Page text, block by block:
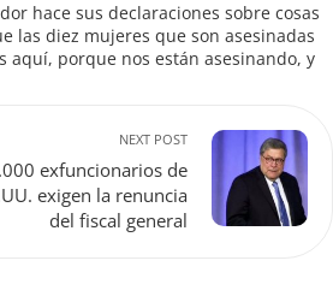
hace sus declaraciones sobre cosas
las diez mujeres que son asesinadas
aquí, porque nos están asesinando, y
NEXT POST
exfuncionarios de
exigen la renuncia
del fiscal general